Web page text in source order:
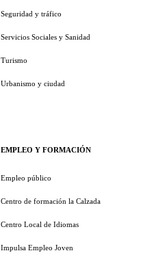
Seguridad y tráfico
Servicios Sociales y Sanidad
Turismo
Urbanismo y ciudad
EMPLEO Y FORMACIÓN
Empleo público
Centro de formación la Calzada
Centro Local de Idiomas
Impulsa Empleo Joven